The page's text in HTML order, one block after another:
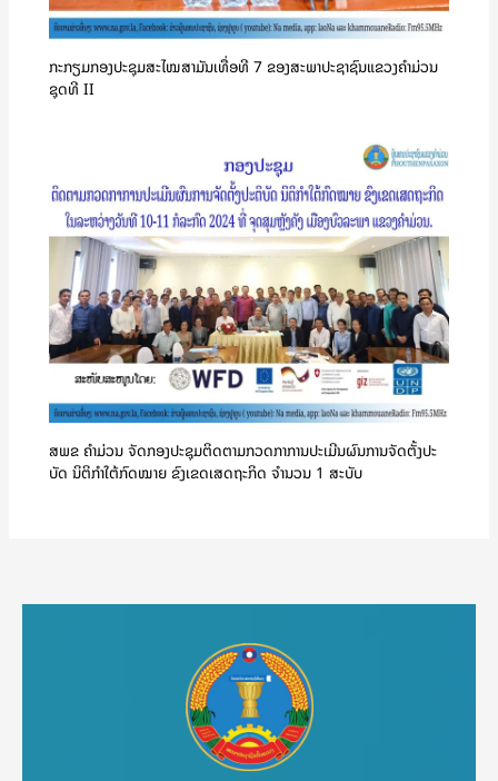
ກະກຽມກອງປະຊຸມສະໄໝສາມັນເທື່ອທີ 7 ຂອງສະພາປະຊາຊົນແຂວງຄໍາມ່ວນ
ຊຸດທີ II
ສພຂ ຄໍາມ່ວນ ຈັດກອງປະຊຸມຕິດຕາມກວດກາການປະເມີນຜົນການຈັດຕັ້ງປະ
ບັດ ນິຕິກຳໃຕ້ກົດໝາຍ ຂົງເຂດເສດຖະກິດ ຈໍານວນ 1 ສະບັບ